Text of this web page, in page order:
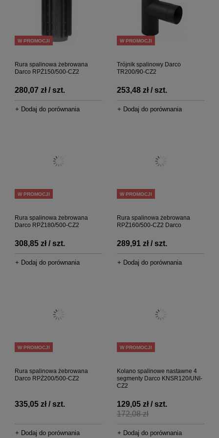
W PROMOCJI
Rura spalinowa żebrowana
Darco RPŻ150/500-CZ2
280,07 zł / szt.
+ Dodaj do porównania
W PROMOCJI
Trójnik spalinowy Darco
TR200/90-CZ2
253,48 zł / szt.
+ Dodaj do porównania
W PROMOCJI
Rura spalinowa żebrowana
Darco RPŻ180/500-CZ2
308,85 zł / szt.
+ Dodaj do porównania
W PROMOCJI
Rura spalinowa żebrowana
RPŻ160/500-CZ2 Darco
289,91 zł / szt.
+ Dodaj do porównania
W PROMOCJI
Rura spalinowa żebrowana
Darco RPŻ200/500-CZ2
335,05 zł / szt.
+ Dodaj do porównania
W PROMOCJI
Kolano spalinowe nastawne 4
segmenty Darco KNSR120/UNI-
CZ2
172,08 zł
129,05 zł / szt.
+ Dodaj do porównania